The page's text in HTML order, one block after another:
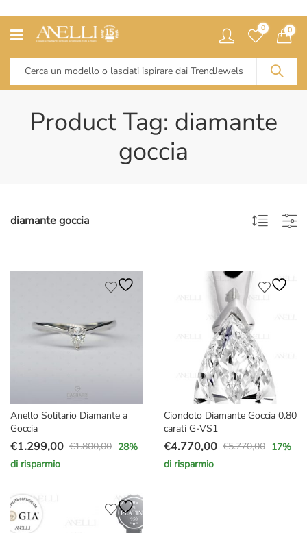
0 0
Product Tag: diamante
goccia
diamante goccia
Anello Solitario Diamante a
Goccia
€1.800,00
Il
prezzo
era:
€1.800,00.
€1.299,00
Il
prezzo
è:
€1.299,00.
28%
di risparmio
Ciondolo Diamante Goccia 0.80
carati G-VS1
€5.770,00
Il
prezzo
€4.770,00
Il
prezzo
17%
di risparmio